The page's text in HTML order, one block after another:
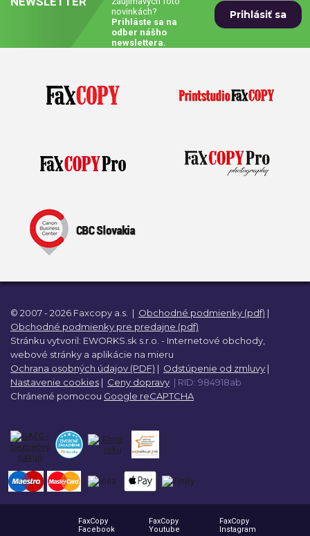
novinkách?
Prihláste sa na
odber nášho
newslettera.
© 2007 - 2026 Faxcopy a.s. | Obchodné podmienky (pdf) |
Obchodné podmienky pre predajne (pdf)
Stránku vytvoril: EWORKS.sk s.r.o. - Internetové obchody,
webové stránky a aplikácie na mieru
Ochrana osobných údajov (PDF) | Odstúpenie od zmluvy |
Nastavenie cookies | Ceny dopravy | RID: 984918ab
Chránené pomocou Google reCAPTCHA
FaxCopy
Facebook
FaxCopy
Youtube
FaxCopy
Instagram